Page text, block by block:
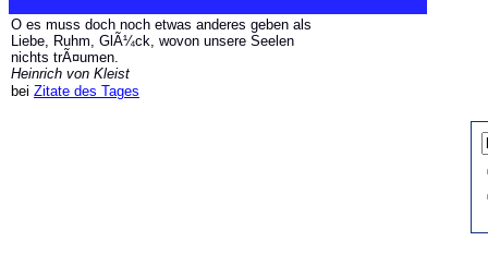
O es muss doch noch etwas anderes geben als
Liebe, Ruhm, GlÃ¼ck, wovon unsere Seelen
nichts trÃ¤umen.
Heinrich von Kleist
bei Zitate des Tages